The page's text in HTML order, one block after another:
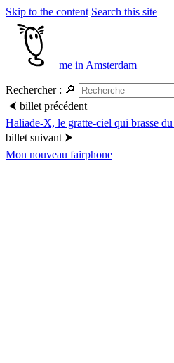
Skip to the content Search this site
me in Amsterdam
Rechercher : 🔎
⮜ billet précédent
Haliade-X, le gratte-ciel qui brasse
billet suivant ⮞
Mon nouveau fairphone